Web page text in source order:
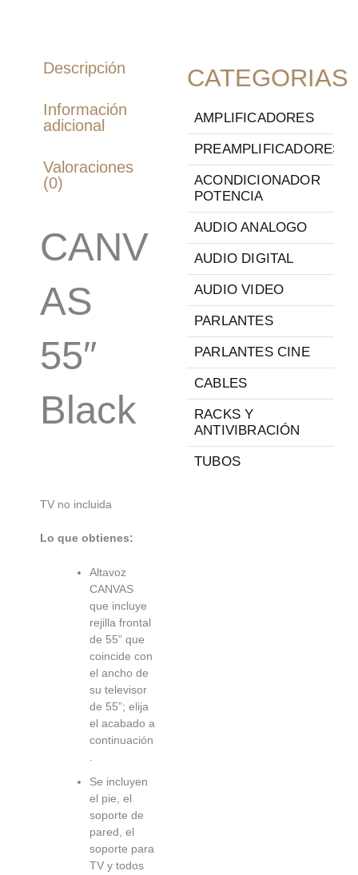
Descripción
Información
adicional
Valoraciones
(0)
CANV
AS
55″
Black
TV no incluida
Lo que obtienes:
Altavoz
CANVAS
que incluye
rejilla frontal
de 55” que
coincide con
el ancho de
su televisor
de 55”; elija
el acabado a
continuación
Se incluyen
el pie, el
soporte de
pared, el
soporte para
TV y todos
CATEGORIAS
AMPLIFICADORES
PREAMPLIFICADORES
ACONDICIONADOR
POTENCIA
AUDIO ANALOGO
AUDIO DIGITAL
AUDIO VIDEO
PARLANTES
PARLANTES CINE
CABLES
RACKS Y
ANTIVIBRACIÓN
TUBOS